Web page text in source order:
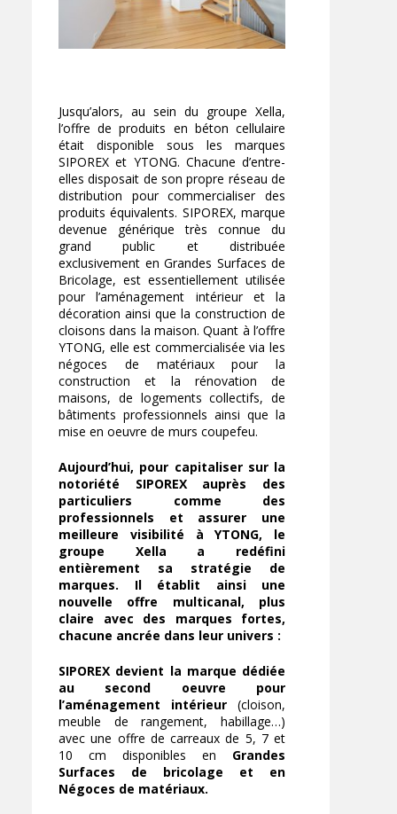
Jusqu’alors, au sein du groupe Xella,
l’offre de produits en béton cellulaire
était disponible sous les marques
SIPOREX et YTONG. Chacune d’entre-
elles disposait de son propre réseau de
distribution pour commercialiser des
produits équivalents. SIPOREX, marque
devenue générique très connue du
grand public et distribuée
exclusivement en Grandes Surfaces de
Bricolage, est essentiellement utilisée
pour l’aménagement intérieur et la
décoration ainsi que la construction de
cloisons dans la maison. Quant à l’offre
YTONG, elle est commercialisée via les
négoces de matériaux pour la
construction et la rénovation de
maisons, de logements collectifs, de
bâtiments professionnels ainsi que la
mise en oeuvre de murs coupefeu.
Aujourd’hui, pour capitaliser sur la
notoriété SIPOREX auprès des
particuliers comme des
professionnels et assurer une
meilleure visibilité à YTONG, le
groupe Xella a redéfini
entièrement sa stratégie de
marques. Il établit ainsi une
nouvelle offre multicanal, plus
claire avec des marques fortes,
chacune ancrée dans leur univers :
SIPOREX devient la marque dédiée
au second oeuvre pour
l’aménagement intérieur (cloison,
meuble de rangement, habillage…)
avec une offre de carreaux de 5, 7 et
10 cm disponibles en Grandes
Surfaces de bricolage et en
Négoces de matériaux.